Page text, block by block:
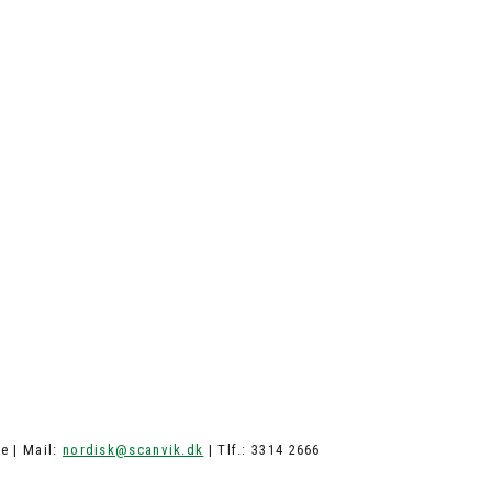
| Mail: nordisk@scanvik.dk | Tlf.: 3314 2666